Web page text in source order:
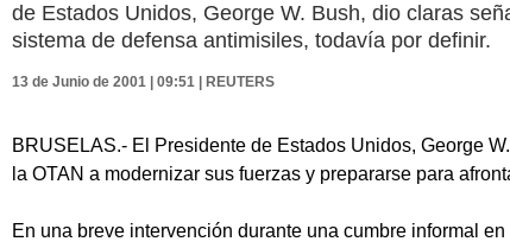
de Estados Unidos, George W. Bush, dio claras
sistema de defensa antimisiles, todavía por definir.
13 de Junio de 2001 | 09:51 | REUTERS
BRUSELAS.- El Presidente de Estados Unidos, George
la OTAN a modernizar sus fuerzas y prepararse para
En una breve intervención durante una cumbre informal